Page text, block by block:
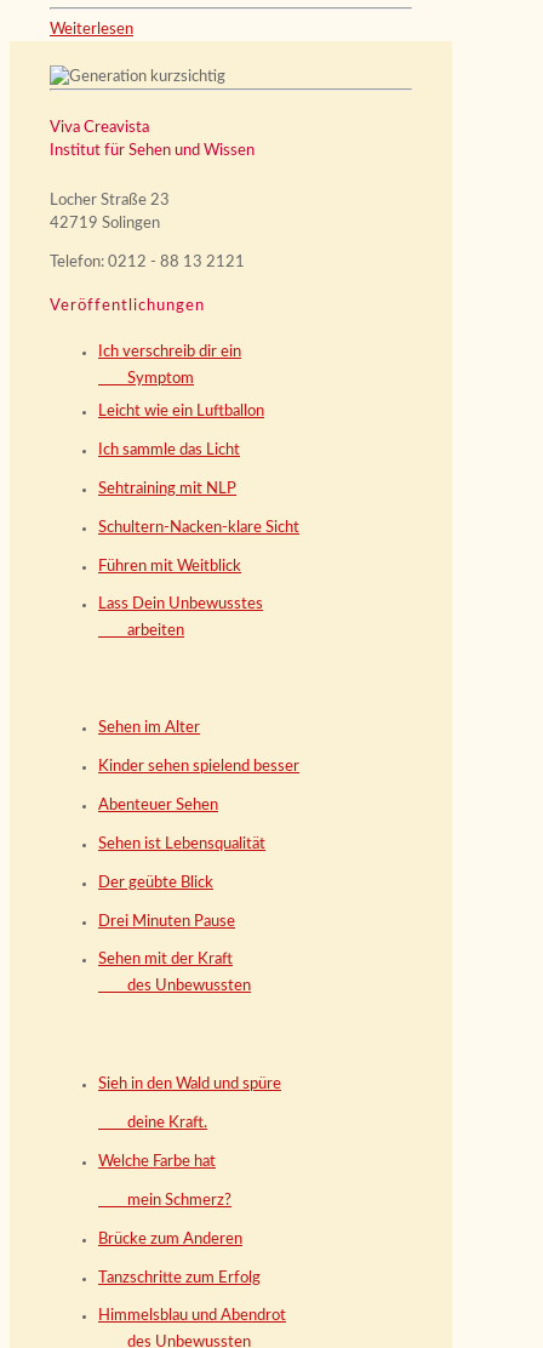
Weiterlesen
Viva Creavista
Institut für Sehen und Wissen
Locher Straße 23
42719 Solingen
Telefon: 0212 - 88 13 2121
Veröffentlichungen
Ich verschreib dir ein
Symptom
Leicht wie ein Luftballon
Ich sammle das Licht
Sehtraining mit NLP
Schultern-Nacken-klare Sicht
Führen mit Weitblick
Lass Dein Unbewusstes
arbeiten
Sehen im Alter
Kinder sehen spielend besser
Abenteuer Sehen
Sehen ist Lebensqualität
Der geübte Blick
Drei Minuten Pause
Sehen mit der Kraft
des Unbewussten
Sieh in den Wald und spüre
deine Kraft.
Welche Farbe hat
mein Schmerz?
Brücke zum Anderen
Tanzschritte zum Erfolg
Himmelsblau und Abendrot
des Unbewussten